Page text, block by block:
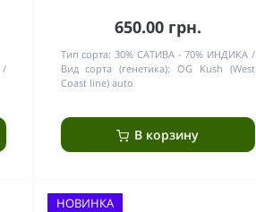
650.00 грн.
Тип сорта: 30% САТИВА - 70% ИНДИКА
Вид сорта (генетика):
OG Kush (West
Coast line) auto
В корзину
НОВИНКА